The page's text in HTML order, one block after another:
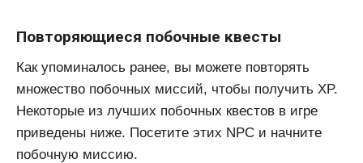
Повторяющиеся побочные квесты
Как упоминалось ранее, вы можете повторять
множество побочных миссий, чтобы получить XP.
Некоторые из лучших побочных квестов в игре
приведены ниже. Посетите этих NPC и начните
побочную миссию.